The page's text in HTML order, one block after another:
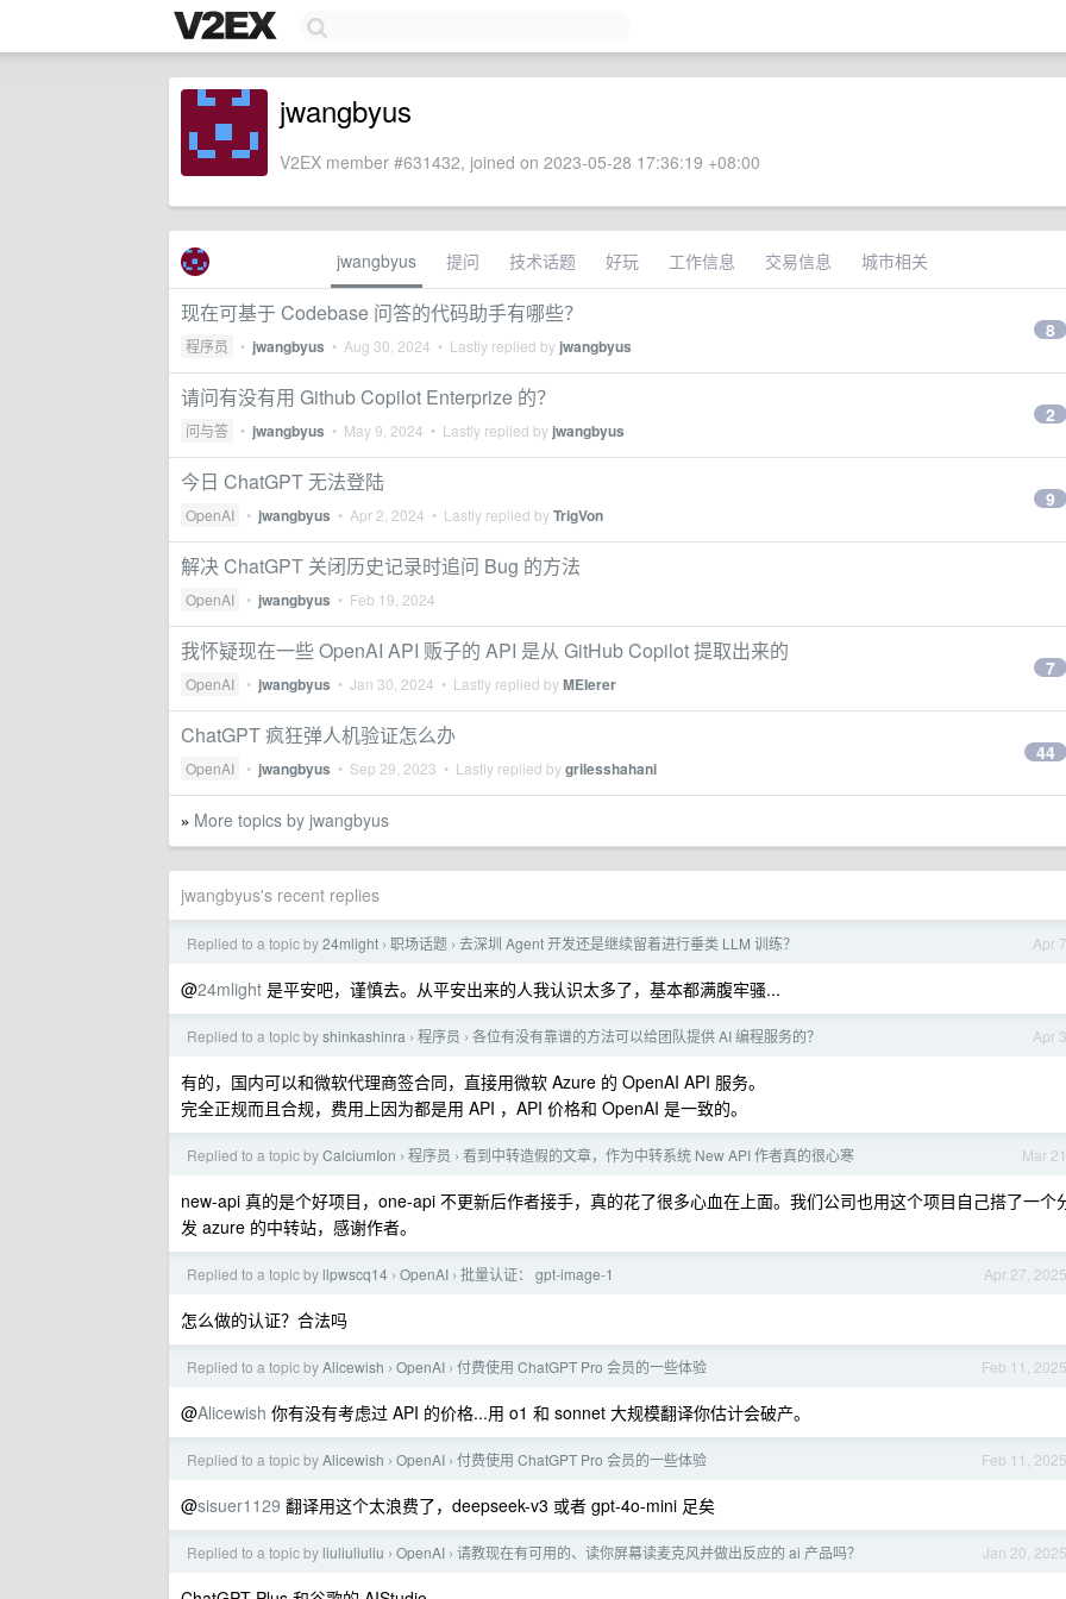
jwangbyus
V2EX member #631432, joined on 2023-05-28 17:36:19 +08:00
jwangbyus 提问 技术话题 好玩 工作信息 交易信息 城市相关
现在可基于 Codebase 问答的代码助手有哪些？
程序员 • jwangbyus • Aug 30, 2024 • Lastly replied by jwangbyus
8
请问有没有用 Github Copilot Enterprize 的？
问与答 • jwangbyus • May 9, 2024 • Lastly replied by jwangbyus
2
今日 ChatGPT 无法登陆
OpenAI • jwangbyus • Apr 2, 2024 • Lastly replied byTrigVon
9
解决 ChatGPT 关闭历史记录时追问 Bug 的方法
OpenAI • jwangbyus • Feb 19, 2024
我怀疑现在一些 OpenAI API 贩子的 API 是从 GitHub Copilot 提取出来的
OpenAI • jwangbyus • Jan 30, 2024 • Lastly replied byMEIerer
7
ChatGPT 疯狂弹人机验证怎么办
OpenAI • jwangbyus • Sep 29, 2023 • Lastly replied bygrilesshahani
44
» More topics by jwangbyus
jwangbyus's recent replies
Apr 7
Replied to a topic by24mlight › 职场话题 › 去深圳 Agent 开发还是继续留着进行垂类 LLM 训练？
@24mlight 是平安吧，谨慎去。从平安出来的人我认识太多了，基本都满腹牢骚...
Apr 3
Replied to a topic byshinkashinra › 程序员 › 各位有没有靠谱的方法可以给团队提供 AI 编程服务的？
有的，国内可以和微软代理商签合同，直接用微软 Azure 的 OpenAI API 服务。
完全正规而且合规，费用上因为都是用 API ，API 价格和 OpenAI 是一致的。
Mar 21
Replied to a topic byCalciumIon › 程序员 › 看到中转造假的文章，作为中转系统 New API 作者真的很心寒
new-api 真的是个好项目，one-api 不更新后作者接手，真的花了很多心血在上面。我们公司也用这个项目自己搭了一个
发 azure 的中转站，感谢作者。
Apr 27, 2025
Replied to a topic by llpwscq14 › OpenAI › 批量认证： gpt-image-1
怎么做的认证？合法吗
Feb 11, 2025
Replied to a topic byAlicewish › OpenAI › 付费使用 ChatGPT Pro 会员的一些体验
@Alicewish 你有没有考虑过 API 的价格...用 o1 和 sonnet 大规模翻译你估计会破产。
Feb 11, 2025
Replied to a topic byAlicewish › OpenAI › 付费使用 ChatGPT Pro 会员的一些体验
@sisuer1129 翻译用这个太浪费了，deepseek-v3 或者 gpt-4o-mini 足矣
Jan 20, 2025
Replied to a topic by liuliuliuliu › OpenAI › 请教现在有可用的、读你屏幕读麦克风并做出反应的 ai 产品吗？